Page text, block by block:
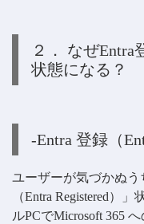
２． なぜEntra
状態になる？
-Entra 登録（
ユーザーが気づかぬう
（Entra Registered）
ルPCでMicrosoft 365